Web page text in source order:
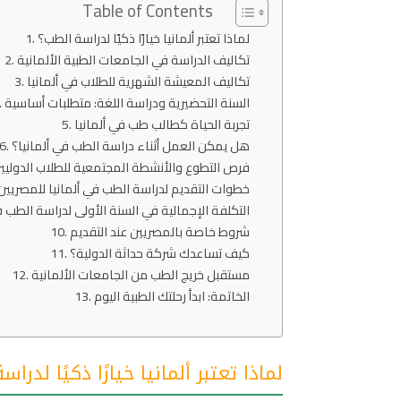
Table of Contents
لماذا تعتبر ألمانيا خيارًا ذكيًا لدراسة الطب؟
تكاليف الدراسة في الجامعات الطبية الألمانية
تكاليف المعيشة الشهرية للطلاب في ألمانيا
السنة التحضيرية ودراسة اللغة: متطلبات أساسية
تجربة الحياة كطالب طب في ألمانيا
هل يمكن العمل أثناء دراسة الطب في ألمانيا؟
فرص التطوع والأنشطة المجتمعية للطلاب
خطوات التقديم لدراسة الطب في ألمانيا
التكلفة الإجمالية في السنة الأولى لدراسة الطب
شروط خاصة بالمصريين عند التقديم
كيف تساعدك شركة حداثة الدولية؟
مستقبل خريج الطب من الجامعات الألمانية
الخاتمة: ابدأ رحلتك الطبية اليوم
لماذا تعتبر ألمانيا خيارًا ذكيًا